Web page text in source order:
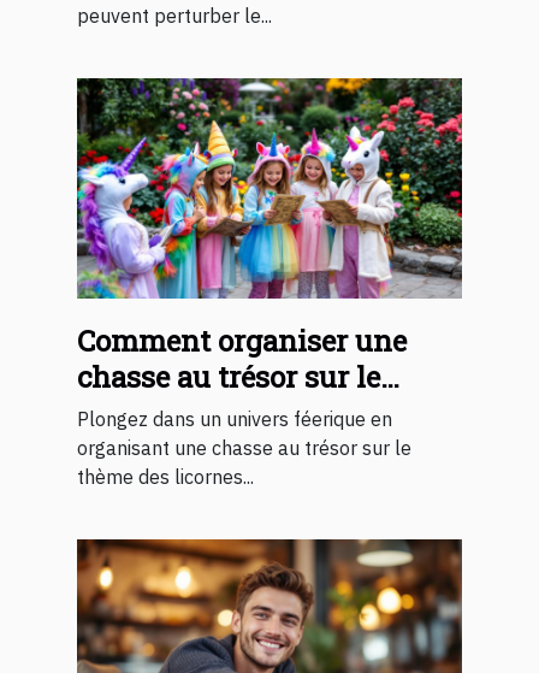
peuvent perturber le...
Comment organiser une
chasse au trésor sur le
thème des licornes pour
enfants ?
Plongez dans un univers féerique en
organisant une chasse au trésor sur le
thème des licornes...